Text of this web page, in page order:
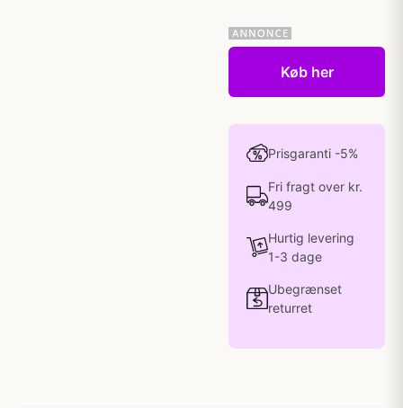
Køb her
Prisgaranti -5%
Fri fragt over kr.
499
Hurtig levering
1-3 dage
Ubegrænset
returret